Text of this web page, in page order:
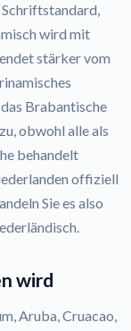
wird mit
stärker vom
Brabantische
obwohl alle als
behandelt
offiziell
Sie es also
wird
Aruba, Cruacao,